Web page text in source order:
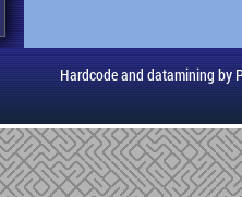
Hardcode and datamining by